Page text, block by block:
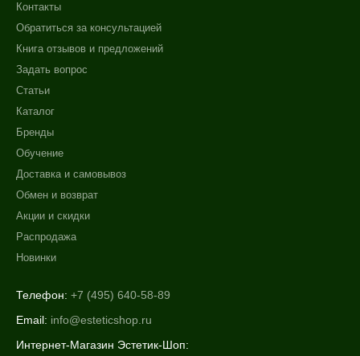
Контакты
Обратиться за консультацией
Книга отзывов и предложений
Задать вопрос
Статьи
Каталог
Бренды
Обучение
Доставка и самовывоз
Обмен и возврат
Акции и скидки
Распродажа
Новинки
Телефон: +7 (495) 640-58-89
Email: info@esteticshop.ru
Интернет-Магазин Эстетик-Шоп: